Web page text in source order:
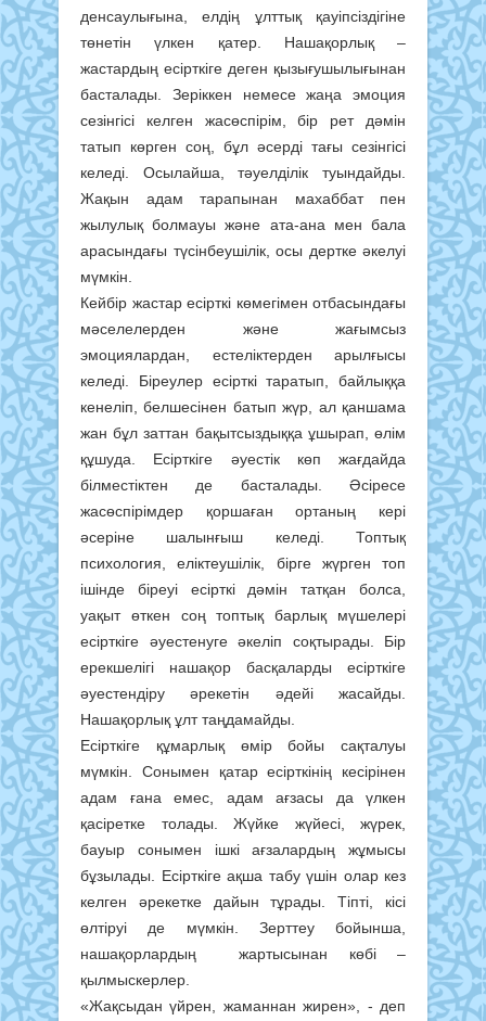
денсаулығына, елдің ұлттық қауіпсіздігіне
төнетін үлкен қатер. Нашақорлық –
жастардың есірткіге деген қызығушылығынан
басталады. Зеріккен немесе жаңа эмоция
сезінгісі келген жасөспірім, бір рет дәмін
татып көрген соң, бұл әсерді тағы сезінгісі
келеді. Осылайша, тәуелділік туындайды.
Жақын адам тарапынан махаббат пен
жылулық болмауы және ата-ана мен бала
арасындағы түсінбеушілік, осы дертке әкелуі
мүмкін.
Кейбір жастар есірткі көмегімен отбасындағы
мәселелерден және жағымсыз
эмоциялардан, естеліктерден арылғысы
келеді. Біреулер есірткі таратып, байлыққа
кенеліп, белшесінен батып жүр, ал қаншама
жан бұл заттан бақытсыздыққа ұшырап, өлім
құшуда. Есірткіге әуестік көп жағдайда
білместіктен де басталады. Әсіресе
жасөспірімдер қоршаған ортаның кері
әсеріне шалынғыш келеді. Топтық
психология, еліктеушілік, бірге жүрген топ
ішінде біреуі есірткі дәмін татқан болса,
уақыт өткен соң топтық барлық мүшелері
есірткіге әуестенуге әкеліп соқтырады. Бір
ерекшелігі нашақор басқаларды есірткіге
әуестендіру әрекетін әдейі жасайды.
Нашақорлық ұлт таңдамайды.
Есірткіге құмарлық өмір бойы сақталуы
мүмкін. Сонымен қатар есірткінің кесірінен
адам ғана емес, адам ағзасы да үлкен
қасіретке толады. Жүйке жүйесі, жүрек,
бауыр сонымен ішкі ағзалардың жұмысы
бұзылады. Есірткіге ақша табу үшін олар кез
келген әрекетке дайын тұрады. Тіпті, кісі
өлтіруі де мүмкін. Зерттеу бойынша,
нашақорлардың жартысынан көбі –
қылмыскерлер.
«Жақсыдан үйрен, жаманнан жирен», - деп